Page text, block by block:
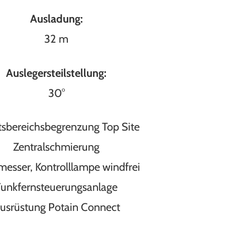
Ausladung:
32 m
Auslegersteilstellung:
30°
Top Site
Zentralschmierung
Kontrolllampe windfrei
Potain Connect